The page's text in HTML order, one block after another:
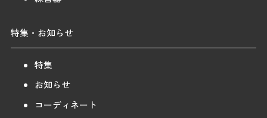
特集・お知らせ
特集
お知らせ
コーディネート